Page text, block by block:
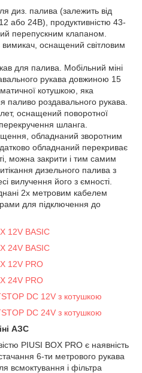
диз. палива (залежить від
або 24В), продуктивністю 43-
перепускним клапаном.
оснащений світловим
для палива. Мобільний міні
рукава довжиною 15
котушкою, яка
паливо роздавального рукава.
оснащений поворотної
шланга.
обладнаний зворотним
обладнаний перекриває
можна закрити і тим самим
дизельного палива з
вилучення його з ємності.
2х метровим кабелем
для підключення до
12V BASIC
24V BASIC
12V PRO
24V PRO
DC 12V з котушкою
DC 24V з котушкою
АЗС
PIUSI BOX PRO є наявність
6-ти метрового рукава
всмоктування і фільтра